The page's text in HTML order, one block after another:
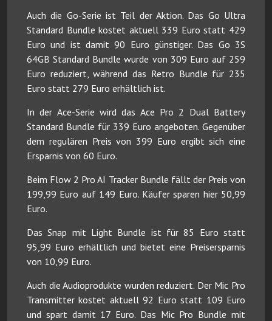
Auch die Go-Serie ist Teil der Aktion. Das Go Ultra
Standard Bundle kostet aktuell 339 Euro statt 429
Euro und ist damit 90 Euro günstiger. Das Go 3S
64GB Standard Bundle wurde von 309 Euro auf 259
Euro reduziert, während das Retro Bundle für 235
Euro statt 279 Euro erhältlich ist.
In der Ace-Serie wird das Ace Pro 2 Dual Battery
Standard Bundle für 339 Euro angeboten. Gegenüber
dem regulären Preis von 399 Euro ergibt sich eine
Ersparnis von 60 Euro.
Beim Flow 2 Pro AI Tracker Bundle fällt der Preis von
199,99 Euro auf 149 Euro. Käufer sparen hier 50,99
Euro.
Das Snap mit Light Bundle ist für 85 Euro statt
95,99 Euro erhältlich und bietet eine Preisersparnis
von 10,99 Euro.
Auch die Audioprodukte wurden reduziert. Der Mic Pro
Transmitter kostet aktuell 92 Euro statt 109 Euro
und spart damit 17 Euro. Das Mic Pro Bundle mit